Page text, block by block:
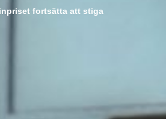
fortsätta att stiga